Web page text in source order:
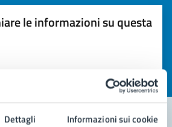
Dettagli Informazioni sui cookie
le informazioni su questa
informazioni (da 1 a 5 stelle)
di stelle per valutare la chiarezza delle